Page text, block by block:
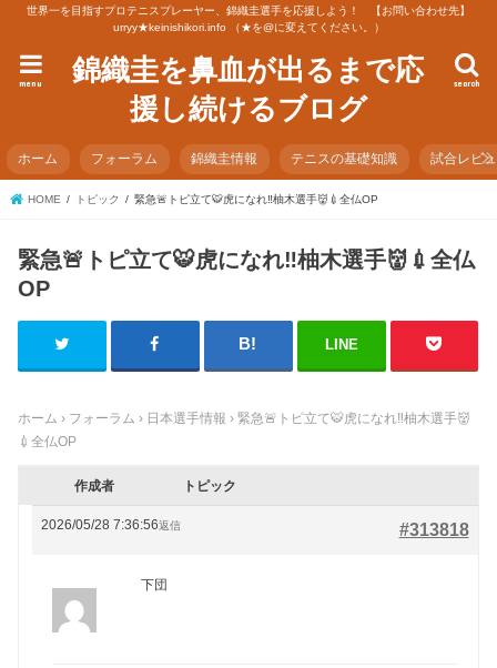
世界一を目指すプロテニスプレーヤー、錦織圭選手を応援しよう！ 【お問い合わせ先】
urryy★keinishikori.info （★を@に変えてください。）
錦織圭を鼻血が出るまで応
援し続けるブログ
search
menu
ホーム フォーラム 錦織圭情報 テニスの基礎知識 試合レビ
HOME トピック 緊急🚨トピ立て🐯虎になれ‼️柚木選手👹💉全仏OP
緊急🚨トピ立て🐯虎になれ‼️柚木選手👹💉全仏
OP
LINE
ホーム › フォーラム › 日本選手情報 › 緊急🚨トピ立て🐯虎になれ‼️柚木選手👹
💉全仏OP
作成者 トピック
2026/05/28 7:36:56 #313818
返信
下団